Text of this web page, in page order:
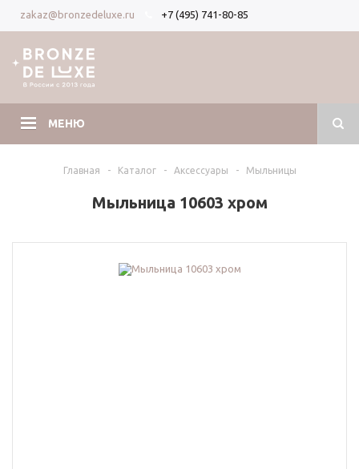
zakaz@bronzedeluxe.ru +7 (495) 741-80-85
МЕНЮ
Главная - Каталог - Аксессуары - Мыльницы
Мыльница 10603 хром